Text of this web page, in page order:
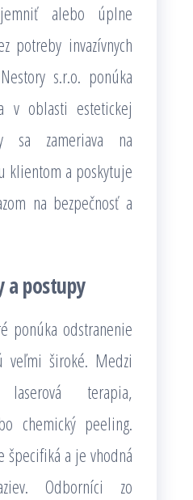
alebo úplne
potreby invazívnych
s.r.o. ponúka
v oblasti estetickej
sa zameriava na
klientom a poskytuje
na bezpečnosť a
a postupy
ponúka odstranenie
veľmi široké. Medzi
terapia,
chemický peeling.
špecifiká a je vhodná
Odborníci zo